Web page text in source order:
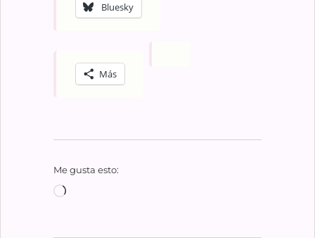
Bluesky
Más
Me gusta esto:
Cargando...